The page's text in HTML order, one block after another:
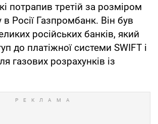
потрапив третій за розміром
в Росії Газпромбанк. Він був
російських банків, який
до платіжної системи SWIFT і
газових розрахунків із